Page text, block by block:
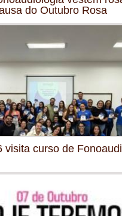
do Outubro Rosa
visita curso de